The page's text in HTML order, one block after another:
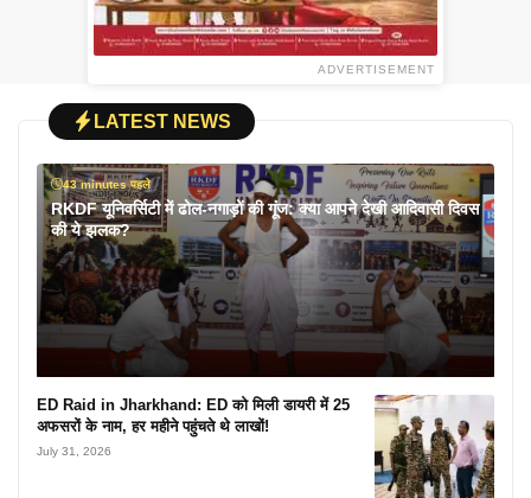
ADVERTISEMENT
LATEST NEWS
43 minutes पहले
RKDF यूनिवर्सिटी में ढोल-नगाड़ों की गूंज: क्या आपने देखी आदिवासी दिवस
की ये झलक?
ED Raid in Jharkhand: ED को मिली डायरी में 25
अफसरों के नाम, हर महीने पहुंचते थे लाखों!
July 31, 2026